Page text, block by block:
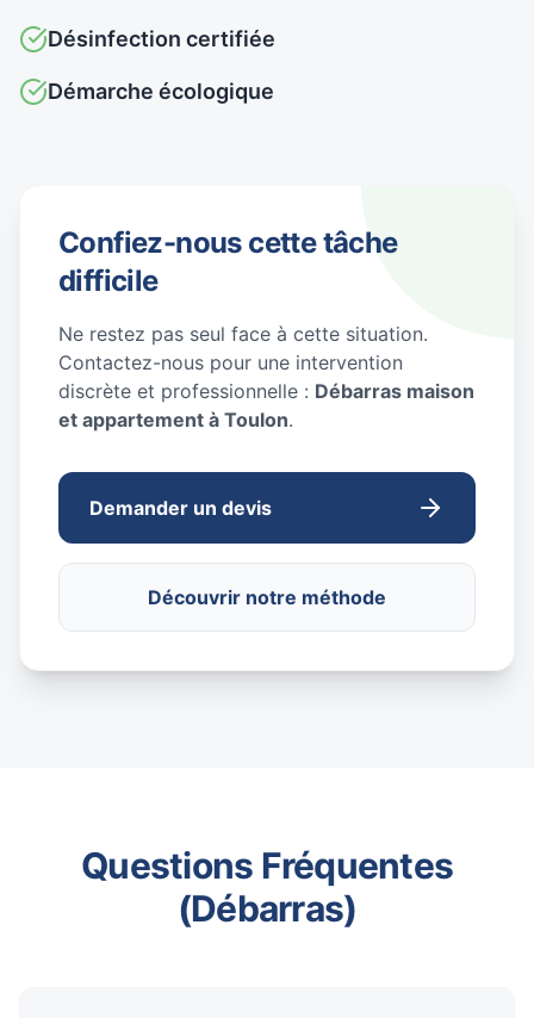
Désinfection certifiée
Démarche écologique
Confiez-nous cette tâche
difficile
Ne restez pas seul face à cette situation.
Contactez-nous pour une intervention
discrète et professionnelle : Débarras maison
et appartement à Toulon.
Demander un devis
Découvrir notre méthode
Questions Fréquentes
(Débarras)